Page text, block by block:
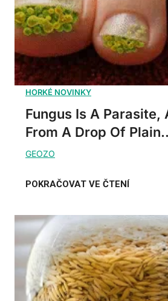
Fungus Is A Parasite,
From A Drop Of